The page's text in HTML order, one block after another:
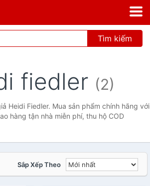
Tìm kiếm
fiedler (2)
Heidi Fiedler. Mua sản phẩm chính hãng với
hàng tận nhà miễn phí, thu hộ COD
Sắp Xếp Theo